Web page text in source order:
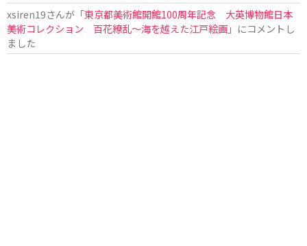
xsiren19さんが「東京都美術館開館100周年記念 大英博物館日本
美術コレクション 百花繚乱～海を越えた江戸絵画」にコメントし
ました